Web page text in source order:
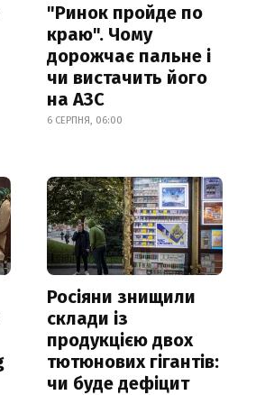
"Ринок пройде по
краю". Чому
дорожчає пальне і
чи вистачить його
на АЗС
6 СЕРПНЯ, 06:00
Росіяни знищили
склади із
продукцією двох
тютюнових гігантів:
чи буде дефіцит